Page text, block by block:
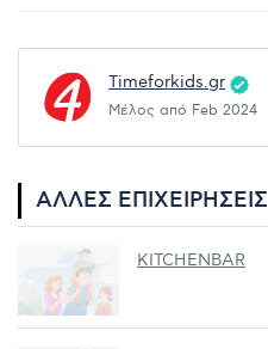
Timeforkids.gr
Μέλος από Feb 2024
ΆΛΛΕΣ ΕΠΙΧΕΙΡΉΣΕΙΣ
KITCHENBAR